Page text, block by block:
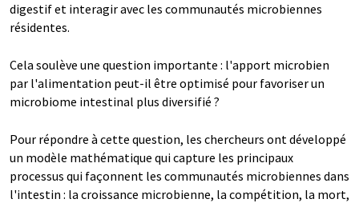
digestif et interagir avec les communautés microbiennes
résidentes.
Cela soulève une question importante : l'apport microbien
par l'alimentation peut-il être optimisé pour favoriser un
microbiome intestinal plus diversifié ?
Pour répondre à cette question, les chercheurs ont développé
un modèle mathématique qui capture les principaux
processus qui façonnent les communautés microbiennes dans
l'intestin : la croissance microbienne, la compétition, la mort,